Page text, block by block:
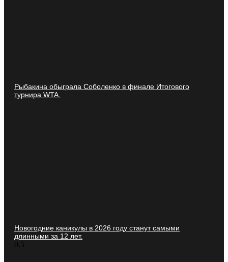
Рыбакина обыграла Соболенко в финале Итогового
турнира WTA.
Новогодние каникулы в 2026 году станут самыми
длинными за 12 лет.